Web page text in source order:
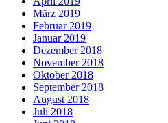
März 2019
Februar 2019
Januar 2019
Dezember 2018
November 2018
Oktober 2018
September 2018
August 2018
Juli 2018